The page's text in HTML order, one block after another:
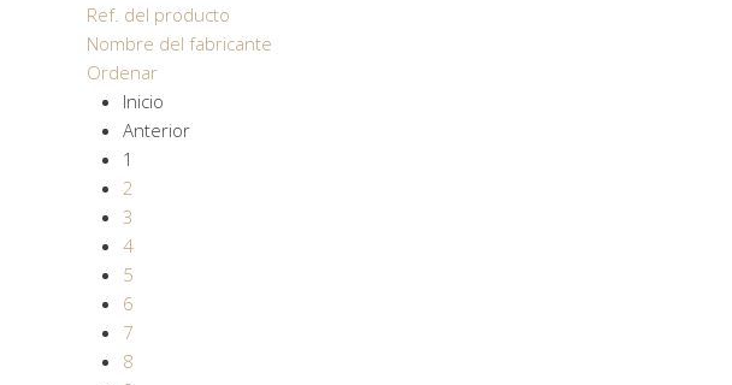
Ref. del producto
Nombre del fabricante
Ordenar
Inicio
Anterior
1
2
3
4
5
6
7
8